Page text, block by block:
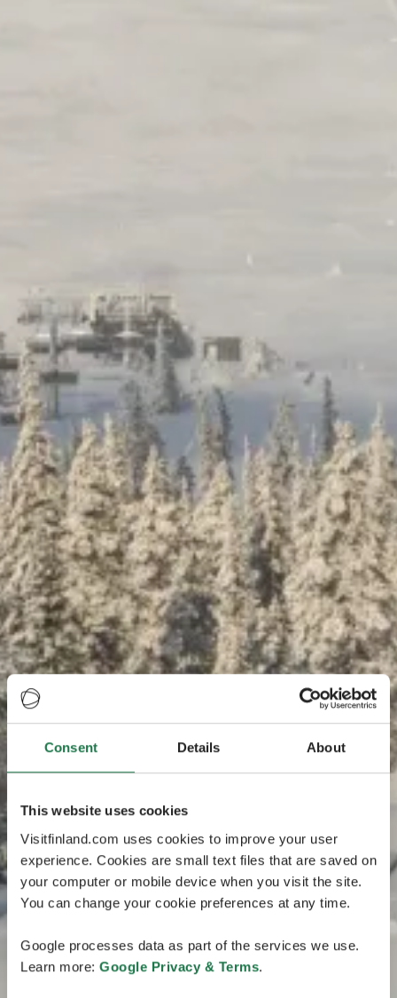
Consent Details About
This website uses cookies
Visitfinland.com uses cookies to improve your user
experience. Cookies are small text files that are saved on
your computer or mobile device when you visit the site.
You can change your cookie preferences at any time.
Google processes data as part of the services we use.
Learn more: Google Privacy & Terms.